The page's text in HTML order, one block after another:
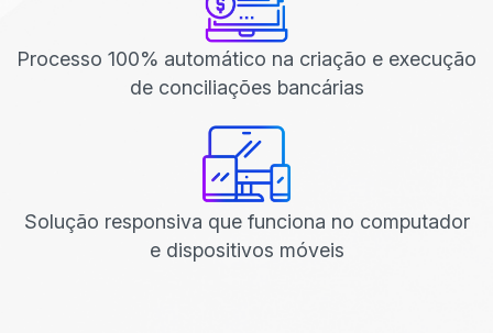
Processo 100% automático na criação e execução
de conciliações bancárias
Solução responsiva que funciona no computador
e dispositivos móveis